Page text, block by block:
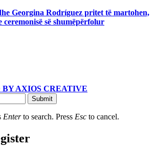
Georgina Rodríguez pritet të martohen,
ceremonisë së shumëpërfolur
BY AXIOS CREATIVE
Submit
Enterto search. Press Esc to cancel.